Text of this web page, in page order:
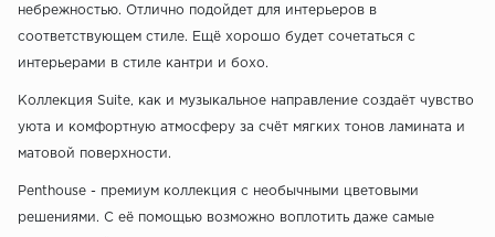
небрежностью. Отлично подойдет для интерьеров в
соответствующем стиле. Ещё хорошо будет сочетаться с
интерьерами в стиле кантри и бохо.
Коллекция Suite, как и музыкальное направление создаёт чувство
уюта и комфортную атмосферу за счёт мягких тонов ламината и
матовой поверхности.
Penthouse - премиум коллекция с необычными цветовыми
решениями. С её помощью возможно воплотить даже самые